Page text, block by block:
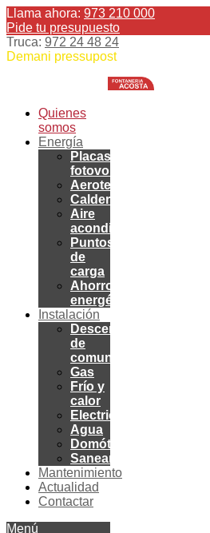
Llama ahora: 973 210 000
Pide tu presupuesto
Truca: 972 24 48 24
Demani pressupost
Quienes
somos
Energía
Placas
fotovoltaicas
Aerotermia
Calderas
Aire
acondicionado
Puntos
de
carga
Ahorro
energético
Instalación
Descentralización
de
comunidades
Gas
Frío y
calor
Electricidad
Agua
Domótica
Saneamiento
Mantenimiento
Actualidad
Contactar
Menú